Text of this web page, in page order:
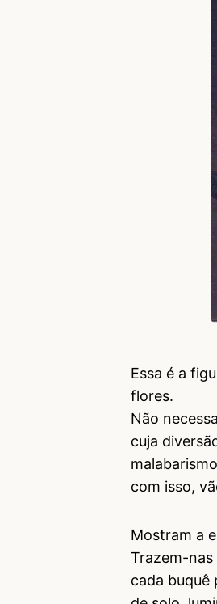
Essa é a
flores.
Não
cuja
com isso,
Mostram a
Trazem-nas
cada buquê